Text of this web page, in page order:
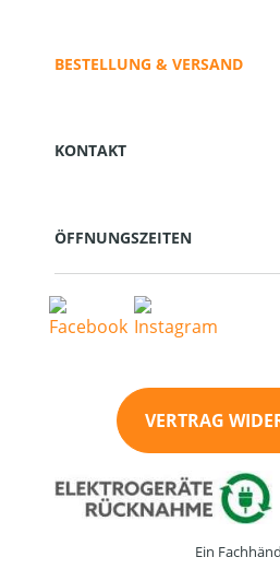
BESTELLUNG & VERSAND
KONTAKT
ÖFFNUNGSZEITEN
VERTRAG
Ein